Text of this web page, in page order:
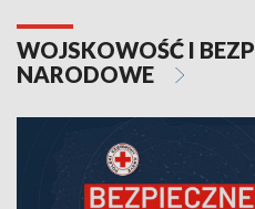
WOJSKOWOŚĆ I
NARODOWE